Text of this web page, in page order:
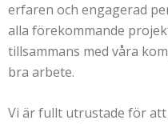
erfaren och engagerad
alla förekommande
tillsammans med våra
bra arbete.
Vi är fullt utrustade för